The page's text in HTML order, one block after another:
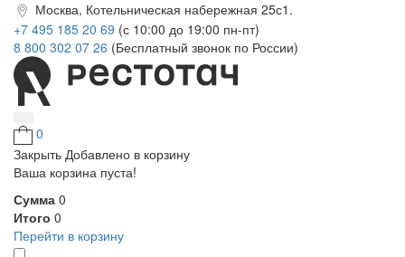
Москва, Котельническая набережная 25с1.
+7 495 185 20 69 (с 10:00 до 19:00 пн-пт)
8 800 302 07 26 (Бесплатный звонок по России)
0
Закрыть Добавлено в корзину
Ваша корзина пуста!
Сумма 0
Итого 0
Перейти в корзину